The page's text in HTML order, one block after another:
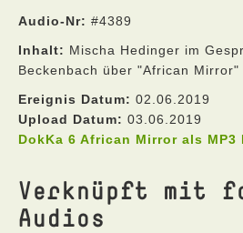
Audio-Nr: #4389
Inhalt: Mischa Hedinger im
Beckenbach über "African Mirror"
Ereignis Datum: 02.06.2019
Upload Datum: 03.06.2019
DokKa 6 African Mirror als MP3
Verknüpft mit
Audios